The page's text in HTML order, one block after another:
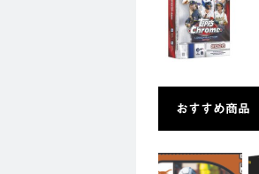
おすすめ商品